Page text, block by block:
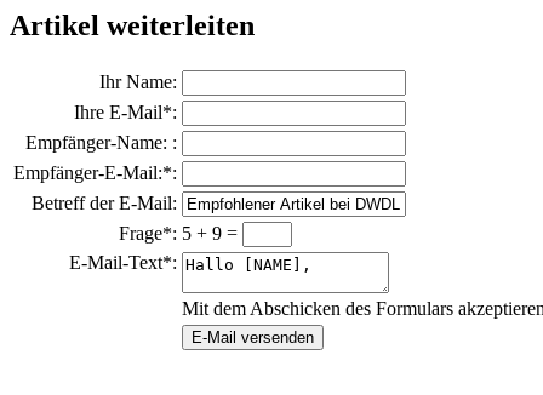
Artikel weiterleiten
Ihr Name:
Ihre E-Mail*:
Empfänger-Name: :
Empfänger-E-Mail:*:
Betreff der E-Mail:
Frage*: 5 + 9 =
E-Mail-Text*:
Mit dem Abschicken des Formulars
E-Mail versenden